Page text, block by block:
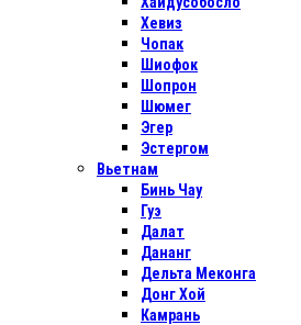
Хевиз
Чопак
Шиофок
Шопрон
Шюмег
Эгер
Эстергом
Вьетнам
Бинь Чау
Гуэ
Далат
Дананг
Дельта Меконга
Донг Хой
Камрань